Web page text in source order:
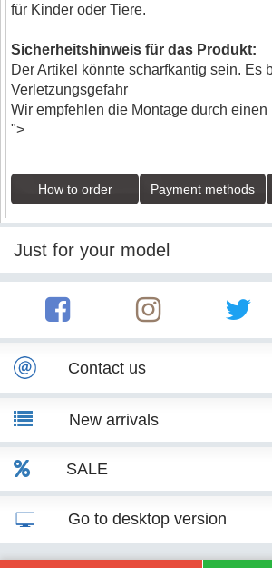
für Kinder oder Tiere.
Sicherheitshinweis für das Produkt:
Der Artikel könnte scharfkantig sein. Es
Verletzungsgefahr
Wir empfehlen die Montage durch
">
How to order Payment methods
Just for your model
Contact us
New arrivals
SALE
Go to desktop version